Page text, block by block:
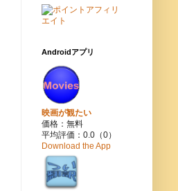
Androidアプリ
映画が観たい
価格：無料
平均評価：0.0（0）
Download the App